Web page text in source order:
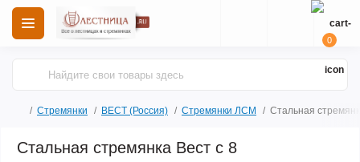
0
Стремянки ВЕСТ (Россия) Стремянки ЛСМ Стальная
Стальная стремянка Вест с 8